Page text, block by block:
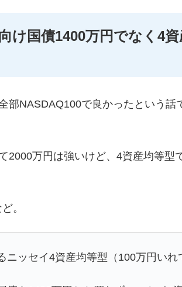
向け国債1400万円でなく4
部NASDAQ100で良かったという
2000万円は強いけど、4資産均等型
。
ニッセイ4資産均等型（100万円いれ